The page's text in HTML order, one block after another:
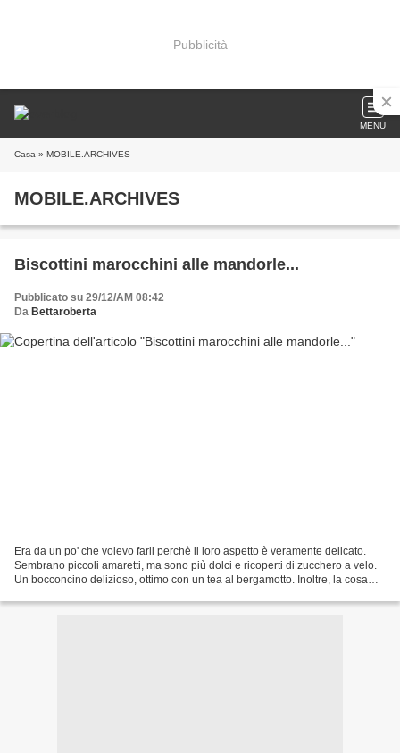
Pubblicità
MENU
Casa » MOBILE.ARCHIVES
MOBILE.ARCHIVES
Biscottini marocchini alle mandorle...
Pubblicato su 29/12/AM 08:42
Da Bettaroberta
Era da un po' che volevo farli perchè il loro aspetto è veramente delicato.
Sembrano piccoli amaretti, ma sono più dolci e ricoperti di zucchero a velo.
Un bocconcino delizioso, ottimo con un tea al bergamotto. Inoltre, la cosa